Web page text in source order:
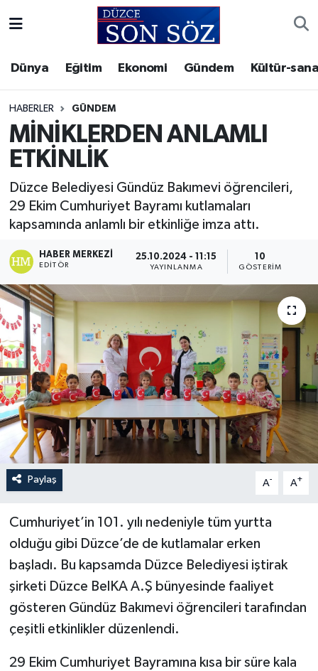
Dünya Eğitim Ekonomi Gündem Kültür-
HABERLER GÜNDEM
MİNİKLERDEN ANLAMLI
ETKİNLİK
Düzce Belediyesi Gündüz Bakımevi öğrencileri,
29 Ekim Cumhuriyet Bayramı kutlamaları
kapsamında anlamlı bir etkinliğe imza attı.
HABER MERKEZI
EDITÖR
25.10.2024 - 11:15
YAYINLANMA
10
GÖSTERIM
Paylaş A- A+
Cumhuriyet’in 101. yılı nedeniyle tüm yurtta
olduğu gibi Düzce’de de kutlamalar erken
başladı. Bu kapsamda Düzce Belediyesi iştirak
şirketi Düzce BelKA A.Ş bünyesinde faaliyet
gösteren Gündüz Bakımevi öğrencileri tarafından
çeşitli etkinlikler düzenlendi.
29 Ekim Cumhuriyet Bayramına kısa bir süre kala
Gizlilik Sözleşmesi
İletişim
Künye
Video Galeri
Akçakoca Hava Durumu
Akçakoca Trafik Yoğunluk Haritası
Süper Lig Puan Durumu ve Fikstür
Tüm Manşetler
Haber Arşivi